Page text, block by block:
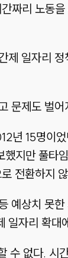
짜리 노동
일자리
문제도 벌어
년 15명이
지만 풀
전환하지
예상치 못
자리 확
수 없다.